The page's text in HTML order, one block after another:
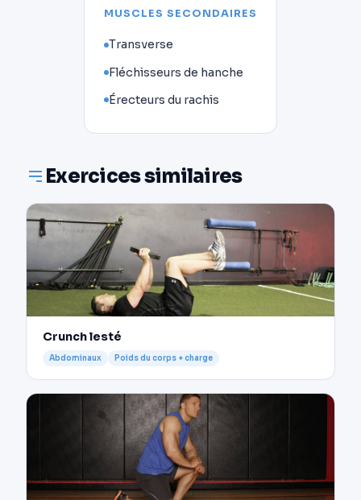
MUSCLES SECONDAIRES
Transverse
Fléchisseurs de hanche
Érecteurs du rachis
Exercices similaires
Crunch lesté
Abdominaux Poids du corps + charge